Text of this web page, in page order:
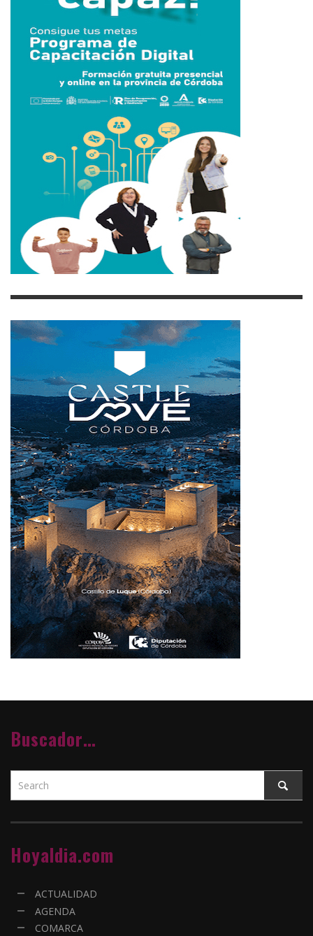
Buscador…
Hoyaldia.com
ACTUALIDAD
AGENDA
COMARCA